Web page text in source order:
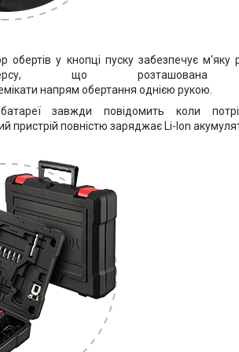
обертів у кнопці пуску забезпечує
що розташована
напрям обертання однією рукою.
завжди повідомить коли
пристрій повністю заряджає Li-Ion